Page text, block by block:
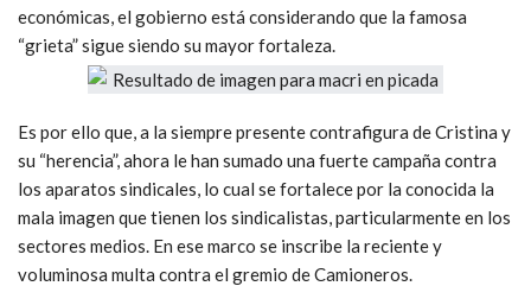
económicas, el gobierno está considerando que la famosa
“grieta” sigue siendo su mayor fortaleza.
Es por ello que, a la siempre presente contrafigura de Cristina y
su “herencia”, ahora le han sumado una fuerte campaña contra
los aparatos sindicales, lo cual se fortalece por la conocida la
mala imagen que tienen los sindicalistas, particularmente en los
sectores medios. En ese marco se inscribe la reciente y
voluminosa multa contra el gremio de Camioneros.